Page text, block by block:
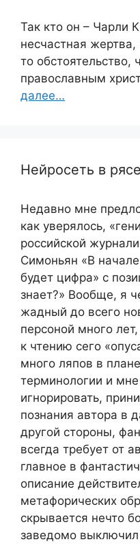
Так кто он – Чарли
несчастная жертва,
то обстоятельство,
православным
далее…
Нейросеть в рясе
Недавно мне
как уверялось,
российской
Симоньян «В
будет цифра» с
знает?» Вообще, я
жадный до всего
персоной много
к чтению сего
много ляпов в
терминологии и
игнорировать,
познания автора в
другой стороны,
всегда требует от
главное в
описание
метафорических
скрывается нечто
заведомо